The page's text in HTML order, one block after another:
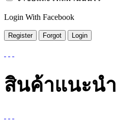
Login With Facebook
สินค้าแนะนำ